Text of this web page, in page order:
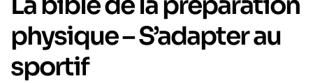
physique – S’adapter au
sportif